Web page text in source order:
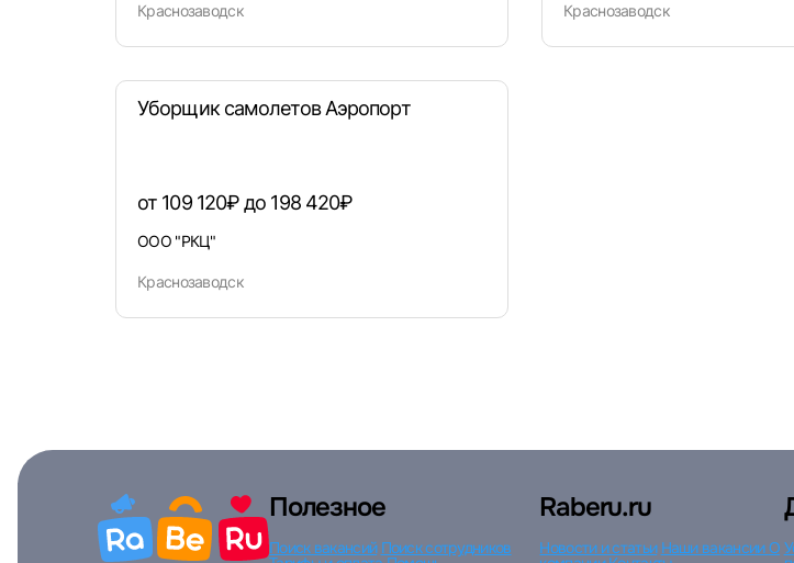
Курган Уфа
или любым удобным
Краснозаводск Краснозаводск
Уборщик самолетов Аэропорт
от 109 120₽ до 198 420₽
ООО "РКЦ"
Краснозаводск
Полезное
Поиск вакансий Поиск сотрудников
Raberu.ru
Новости и статьи Наши вакансииО